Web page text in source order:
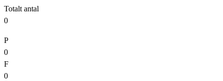
Totalt antal
0
P
0
F
0